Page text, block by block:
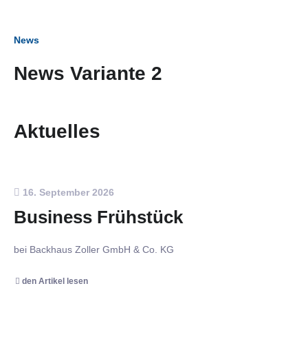
News
News Variante 2
Aktuelles
16. September 2026
Business Frühstück
bei Backhaus Zoller GmbH & Co. KG
den Artikel lesen